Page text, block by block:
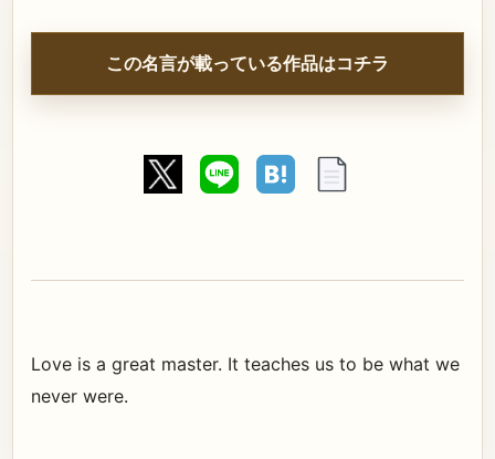
この名言が載っている作品はコチラ
Love is a great master. It teaches us to be what we
never were.